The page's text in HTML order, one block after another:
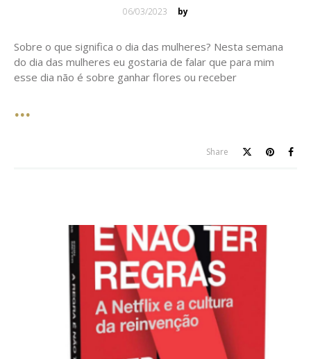
Posted
06/03/2023 by
Sobre o que significa o dia das mulheres? Nesta semana
do dia das mulheres eu gostaria de falar que para mim
esse dia não é sobre ganhar flores ou receber
Share